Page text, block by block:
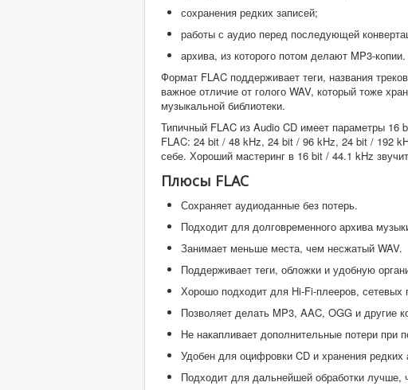
сохранения редких записей;
работы с аудио перед последующей
архива, из которого потом делают MP3-копии.
Формат FLAC поддерживает теги, названия
важное отличие от голого WAV, который тоже
музыкальной библиотеки.
Типичный FLAC из Audio CD имеет параметры 16
FLAC: 24 bit / 48 kHz, 24 bit / 96 kHz, 24 bit / 192
себе. Хороший мастеринг в 16 bit / 44.1 kHz
Плюсы FLAC
Сохраняет аудиоданные без потерь.
Подходит для долговременного архива
Занимает меньше места, чем несжатый WAV.
Поддерживает теги, обложки и удобную
Хорошо подходит для Hi-Fi-плееров, сетевых
Позволяет делать MP3, AAC, OGG и другие
Не накапливает дополнительные потери при
Удобен для оцифровки CD и хранения редких
Подходит для дальнейшей обработки лучше,